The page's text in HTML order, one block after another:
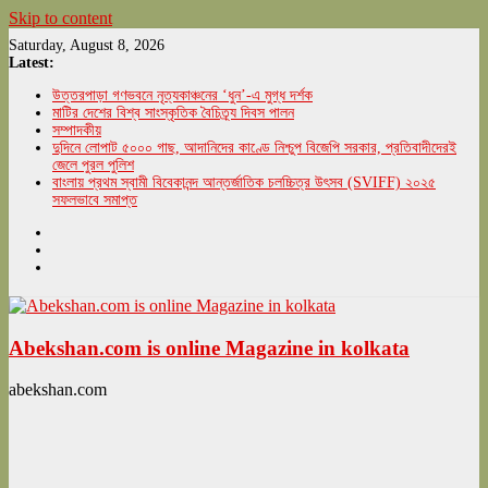
Skip to content
Saturday, August 8, 2026
Latest:
উত্তরপাড়া গণভবনে নৃত্যকাঞ্চনের ‘ধুন’-এ মুগ্ধ দর্শক
মাটির দেশের বিশ্ব সাংস্কৃতিক বৈচিত্র্য দিবস পালন
সম্পাদকীয়
দুদিনে লোপাট ৫০০০ গাছ, আদানিদের কাণ্ডে নিশ্চুপ বিজেপি সরকার, প্রতিবাদীদেরই
জেলে পুরল পুলিশ
বাংলায় প্রথম স্বামী বিবেকানন্দ আন্তর্জাতিক চলচ্চিত্র উৎসব (SVIFF) ২০২৫
সফলভাবে সমাপ্ত
Abekshan.com is online Magazine in kolkata
abekshan.com